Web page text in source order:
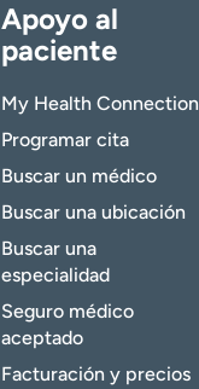
Apoyo al
paciente
My Health Connection
Programar cita
Buscar un médico
Buscar una ubicación
Buscar una
especialidad
Seguro médico
aceptado
Facturación y precios